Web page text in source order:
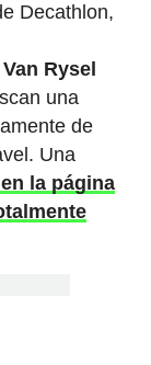
Decathlon,
Van Rysel
una
de
Una
la página